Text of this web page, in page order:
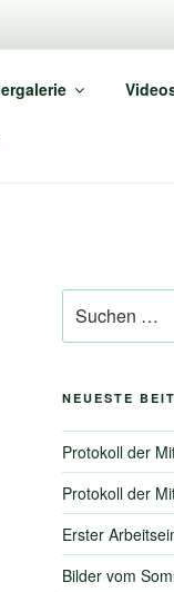
nach:
NEUESTE
Protokoll der
Protokoll der
Erster
Bilder vom